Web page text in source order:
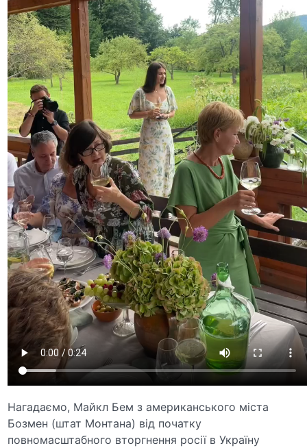
Нагадаємо, Майкл Бем з американського міста
Бозмен (штат Монтана) від початку
повномасштабного вторгнення росії в Україну